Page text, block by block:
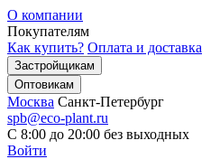
О компании
Покупателям
Как купить? Оплата и доставка
Застройщикам
Оптовикам
Москва Санкт-Петербург
spb@eco-plant.ru
С 8:00 до 20:00 без выходных
Войти